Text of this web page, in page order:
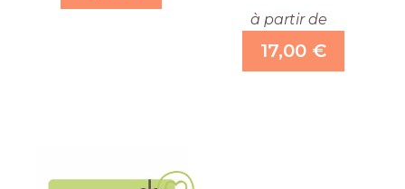
à partir de
17,00 €